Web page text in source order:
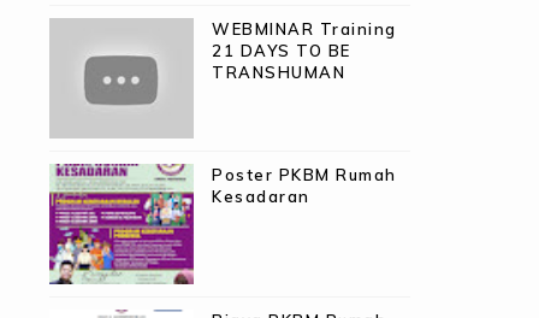
WEBMINAR Training
21 DAYS TO BE
TRANSHUMAN
Poster PKBM Rumah
Kesadaran